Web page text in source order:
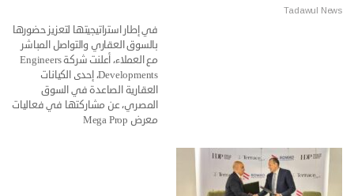
Tadawul News
في إطار استراتيجيتها لتعزيز حضورها
بالسوق العقاري والتواصل المباشر
مع العملاء، أعلنت شركة Engineers
Developments، إحدى الكيانات
العقارية الصاعدة في السوق
المصري، عن مشاركتها في فعاليات
معرض Mega Prop